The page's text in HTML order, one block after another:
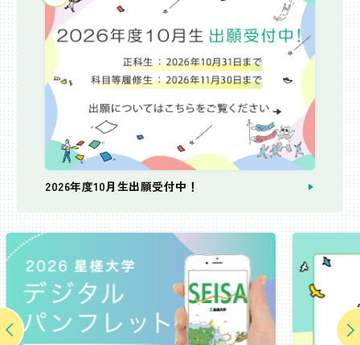
2026年度10月生出願受付中！